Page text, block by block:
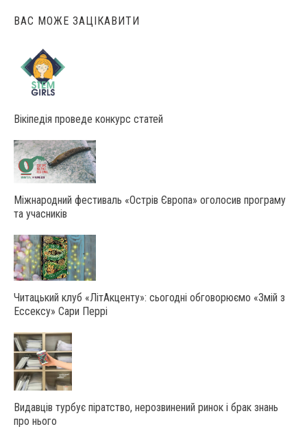
ВАС МОЖЕ ЗАЦІКАВИТИ
Вікіпедія проведе конкурс статей
Міжнародний фестиваль «Острів Європа» оголосив програму
та учасників
Читацький клуб «ЛітАкценту»: сьогодні обговорюємо «Змій з
Ессексу» Сари Перрі
Видавців турбує піратство, нерозвинений ринок і брак знань
про нього